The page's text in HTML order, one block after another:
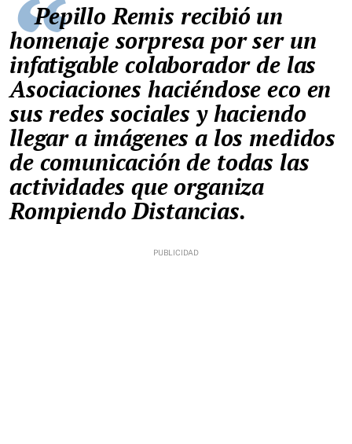
Pepillo Remis recibió un
homenaje sorpresa por ser un
infatigable colaborador de las
Asociaciones haciéndose eco en
sus redes sociales y haciendo
llegar a imágenes a los medidos
de comunicación de todas las
actividades que organiza
Rompiendo Distancias.